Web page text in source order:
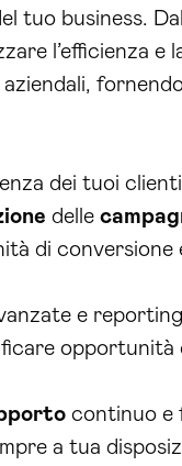
tuo business.
l’efficienza
dei tuoi
delle
di conversione
e
opportunità
continuo e
a tua